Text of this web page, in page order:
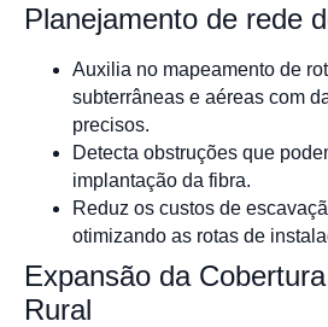
Planejamento de rede
Auxilia no mapeamento de
subterrâneas e aéreas com
precisos.
Detecta obstruções que
implantação da fibra.
Reduz os custos de
otimizando as rotas de
Expansão da
Rural